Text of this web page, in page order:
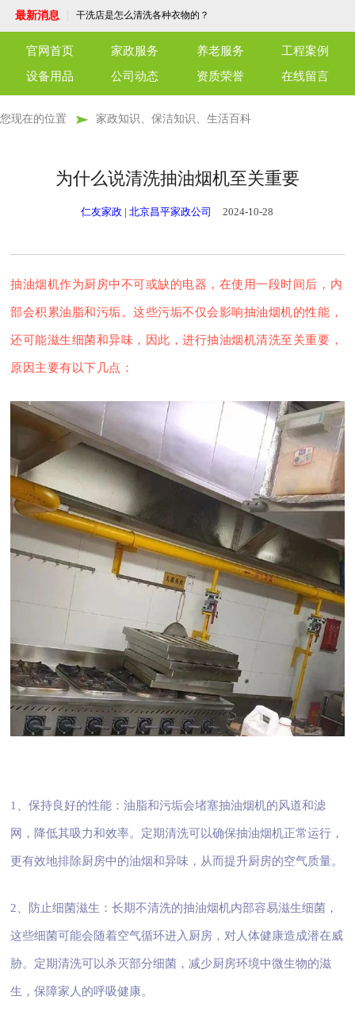
最新消息
干洗店是怎么清洗各种衣物的？
了解外墙清洗
守护每一刻，温暖每一心——专业护工陪护
端午佳节，粽子飘香，永安养老驿站共话温
北京仁友永安养老驿站：老年人的温馨家园
与社区献上一份关怀
仁友月嫂服务，您的温暖守护者
了解外墙清洗
守护每一刻，温暖每一心——专业护工陪护
情
北京仁友永安养老驿站：老年人的温馨家园
与社区献上一份关怀
仁友月嫂服务，您的温暖守护者
官网首页 家政服务 养老服务
工程案例
设备用品
公司动态 资质荣誉 在线留言
您现在的位置 家政知识、保洁知识、生活百科
为什么说清洗抽油烟机至关重要
仁友家政 | 北京昌平家政公司 2024-10-28
抽油烟机作为厨房中不可或缺的电器，在使用一段时间后，内
部会积累油脂和污垢。这些污垢不仅会影响抽油烟机的性能，
还可能滋生细菌和异味，因此，进行抽油烟机清洗至关重要，
原因主要有以下几点：
1、保持良好的性能：油脂和污垢会堵塞抽油烟机的风道和滤
网，降低其吸力和效率。定期清洗可以确保抽油烟机正常运行，
更有效地排除厨房中的油烟和异味，从而提升厨房的空气质量。
2、防止细菌滋生：长期不清洗的抽油烟机内部容易滋生细菌，
这些细菌可能会随着空气循环进入厨房，对人体健康造成潜在威
胁。定期清洗可以杀灭部分细菌，减少厨房环境中微生物的滋
生，保障家人的呼吸健康。